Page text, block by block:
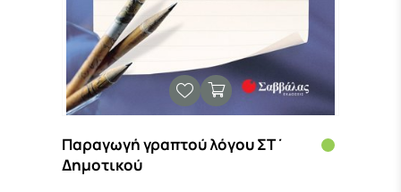
Παραγωγή γραπτού λόγου ΣΤ΄
Δημοτικού